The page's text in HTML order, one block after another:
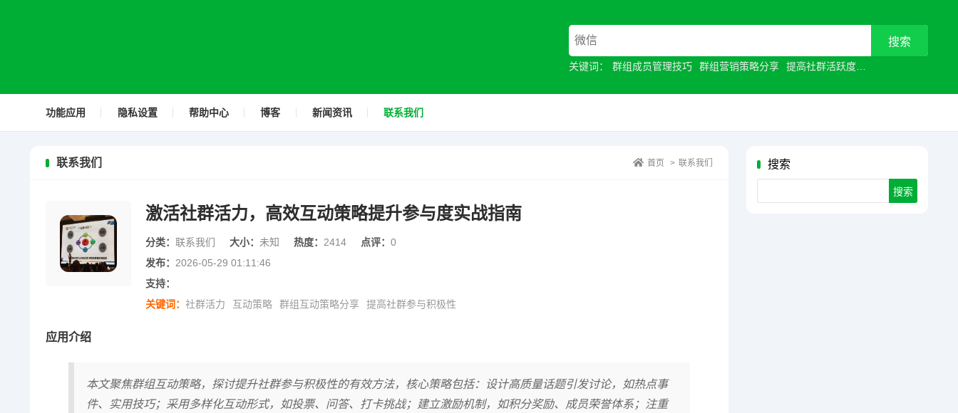
关键词： 群组成员管理技巧 群组营销策略分享 提高社群活跃度
功能应用 隐私设置 帮助中心 博客 新闻资讯 联系我们
搜索
联系我们 首页 > 联系我们
激活社群活力，高效互动策略提升参与度实战指南
分类： 联系我们 大小： 未知 热度： 2414 点评： 0
发布： 2026-05-29 01:11:46
支持：
关键词： 社群活力 互动策略 群组互动策略分享 提高社群参与积极性
应用介绍
本文聚焦群组互动策略，探讨提升社群参与积极性的有效方法，核心策略包括：设计高质量话题引发讨论，如热点事
件、实用技巧；采用多样化互动形式，如投票、问答、打卡挑战；建立激励机制，如积分奖励、成员荣誉体系；注重